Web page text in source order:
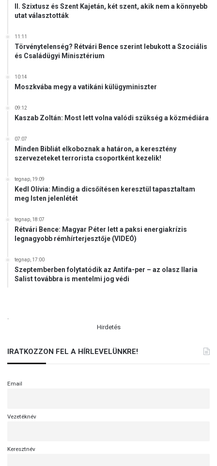
II. Szixtusz és Szent Kajetán, két szent, akik nem a könnyebb
utat választották
11:11
Törvénytelenség? Rétvári Bence szerint lebukott a Szociális
és Családügyi Minisztérium
10:14
Moszkvába megy a vatikáni külügyminiszter
09:12
Kaszab Zoltán: Most lett volna valódi szükség a közmédiára
07:07
Minden Bibliát elkoboznak a határon, a keresztény
szervezeteket terrorista csoportként kezelik!
tegnap, 19:09
Kedl Olívia: Mindig a dicsőítésen keresztül tapasztaltam
meg Isten jelenlétét
tegnap, 18:07
Rétvári Bence: Magyar Péter lett a paksi energiakrízis
legnagyobb rémhírterjesztője (VIDEÓ)
tegnap, 17:00
Szeptemberben folytatódik az Antifa-per – az olasz Ilaria
Salist továbbra is mentelmi jog védi
.
Hirdetés
IRATKOZZON FEL A HÍRLEVELÜNKRE!
Email
Vezetéknév
Keresztnév